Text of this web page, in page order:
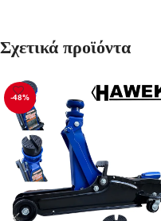
Σχετικά προϊόντα
-48%